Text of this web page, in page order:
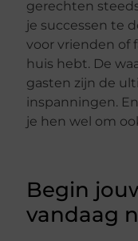
gerechten
je successen te
voor vrienden of
huis hebt. De
gasten zijn de
inspanningen.
je hen wel om
Begin
vandaag